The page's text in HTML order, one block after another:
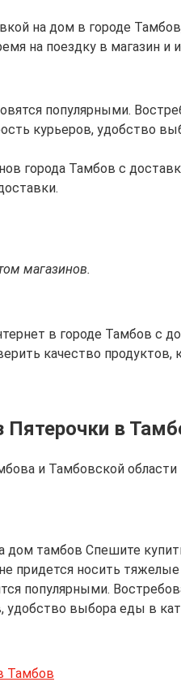
на дом в городе
на поездку в магазин
популярными.
курьеров, удобство
города Тамбов с
магазинов.
в городе Тамбов с
качество продуктов,
Пятерочки в
и Тамбовской области
дом тамбов Спешите
придется носить
популярными.
удобство выбора еды в
Тамбов